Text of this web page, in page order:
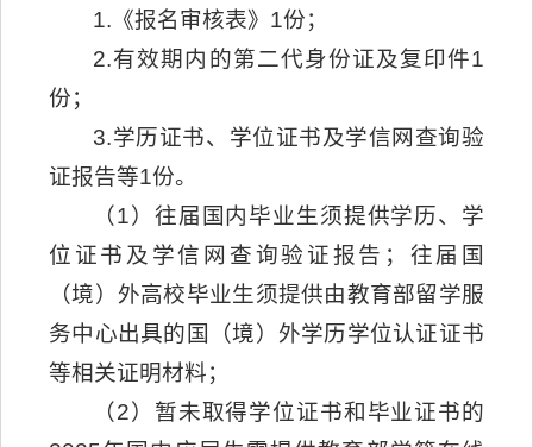
1.《报名审核表》1份；
2.有效期内的第二代身份证及复印件1
份；
3.学历证书、学位证书及学信网查询验
证报告等1份。
（1）往届国内毕业生须提供学历、学
位证书及学信网查询验证报告；往届国
（境）外高校毕业生须提供由教育部留学服
务中心出具的国（境）外学历学位认证证书
等相关证明材料；
（2）暂未取得学位证书和毕业证书的